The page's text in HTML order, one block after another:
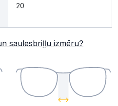
20
saulesbriļļu izmēru?